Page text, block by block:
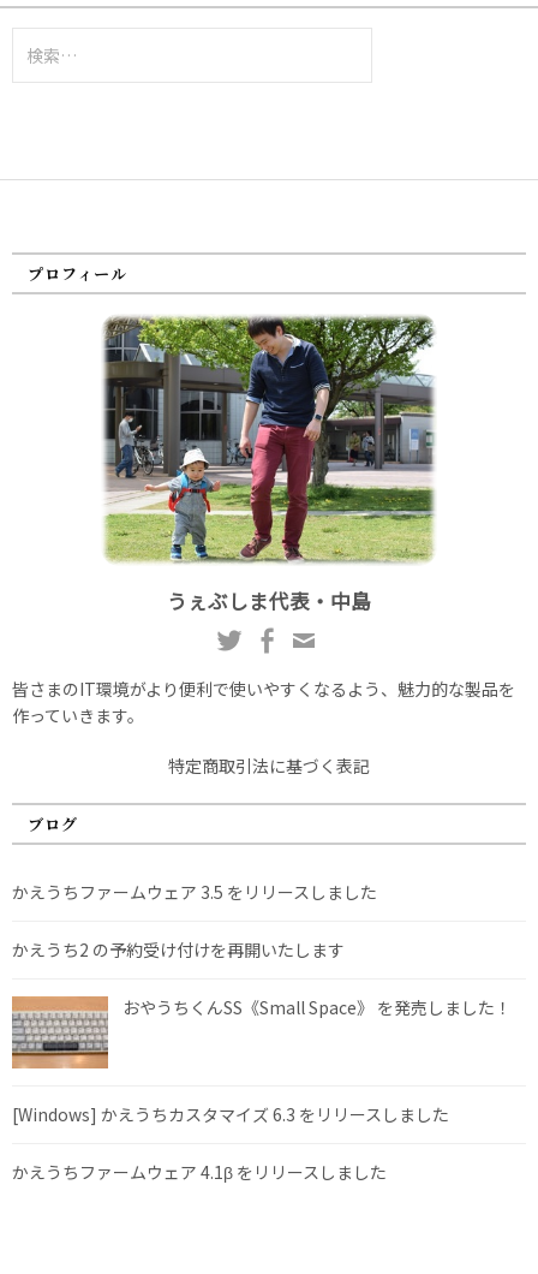
索:
プロフィール
うぇぶしま代表・中島
皆さまのIT環境がより便利で使いやすくなるよう、魅力的な製品を
作っていきます。
特定商取引法に基づく表記
ブログ
かえうちファームウェア 3.5 をリリースしました
かえうち2 の予約受け付けを再開いたします
おやうちくんSS《Small Space》 を発売しました！
[Windows] かえうちカスタマイズ 6.3 をリリースしました
かえうちファームウェア 4.1β をリリースしました